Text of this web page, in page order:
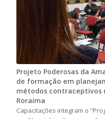
Projeto Poderosas da
de formação em
métodos contraceptivos
Roraima
Capacitações integram o